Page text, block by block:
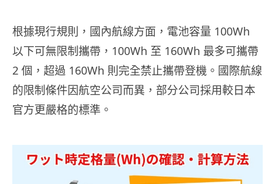
根據現行規則，國內航線方面，電池容量 100Wh
以下可無限制攜帶，100Wh 至 160Wh 最多可攜帶
2 個，超過 160Wh 則完全禁止攜帶登機。國際航線
的限制條件因航空公司而異，部分公司採用較日本
官方更嚴格的標準。